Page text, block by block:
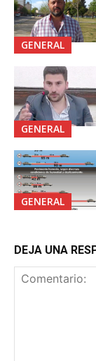
GENERAL
GENERAL
GENERAL
DEJA UNA